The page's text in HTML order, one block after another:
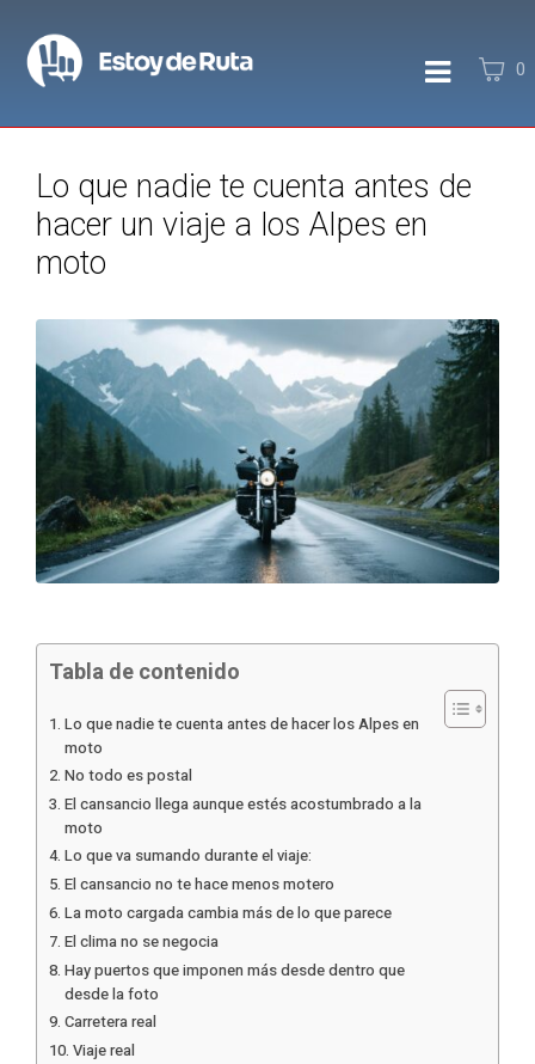
0
Lo que nadie te cuenta antes de
hacer un viaje a los Alpes en
moto
Tabla de contenido
Lo que nadie te cuenta antes de hacer los Alpes en
moto
No todo es postal
El cansancio llega aunque estés acostumbrado a la
moto
Lo que va sumando durante el viaje:
El cansancio no te hace menos motero
La moto cargada cambia más de lo que parece
El clima no se negocia
Hay puertos que imponen más desde dentro que
desde la foto
Carretera real
Viaje real